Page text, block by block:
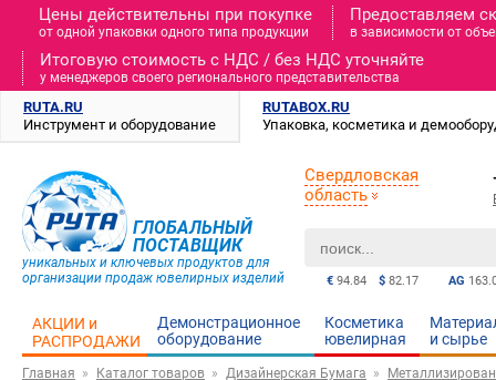
Цены действительны при покупке
от одной упаковки одного типа продукции
Предоставляем
в зависимости от
Итоговую стоимость c НДС / без НДС уточняйте
у менеджеров своего регионального представительства
RUTA.RU
Инструмент и оборудование
RUTABOX.RU
Упаковка, косметика и
ГЛОБАЛЬНЫЙ
ПОСТАВЩИК
уникальных и ключевых продуктов для
организации продаж ювелирных изделий
AG
€ 94.84 $ 82.17
Свердловская
область
АКЦИИ и
РАСПРОДАЖИ
Демонстрационное
оборудование
Косметика
ювелирная
и cырье
Главная Каталог товаров Дизайнерская Бумага